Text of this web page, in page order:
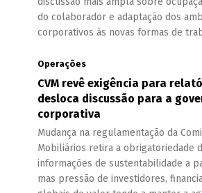
do colaborador e adaptação dos
corporativos às novas formas de
Operações
CVM revê exigência para
desloca discussão para a
corporativa
Mudança na regulamentação da
Mobiliários retira a obrigatoriedade
informações de sustentabilidade a
mas pressão de investidores,